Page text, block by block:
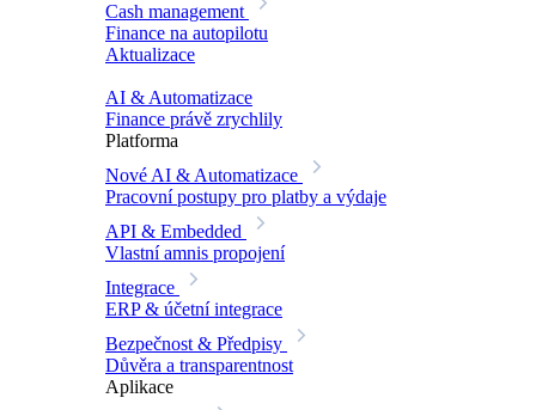
Cash management
Finance na autopilotu
Aktualizace
AI & Automatizace
Finance právě zrychlily
Platforma
Nové AI & Automatizace
Pracovní postupy pro platby a výdaje
API & Embedded
Vlastní amnis propojení
Integrace
ERP & účetní integrace
Bezpečnost & Předpisy
Důvěra a transparentnost
Aplikace